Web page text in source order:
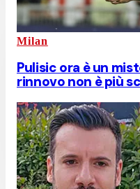
Milan
Pulisic ora è un
rinnovo non è più